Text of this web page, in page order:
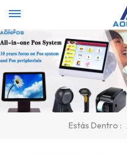
Estás Dentro :